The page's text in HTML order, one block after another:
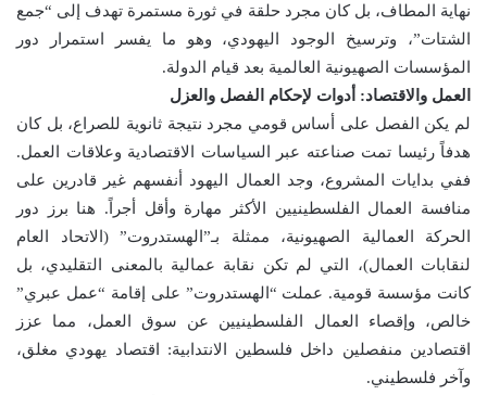
نهاية المطاف، بل كان مجرد حلقة في ثورة مستمرة تهدف إلى “جمع
الشتات”، وترسيخ الوجود اليهودي، وهو ما يفسر استمرار دور
المؤسسات الصهيونية العالمية بعد قيام الدولة.
العمل والاقتصاد: أدوات لإحكام الفصل والعزل
لم يكن الفصل على أساس قومي مجرد نتيجة ثانوية للصراع، بل كان
هدفاً رئيسا تمت صناعته عبر السياسات الاقتصادية وعلاقات العمل.
ففي بدايات المشروع، وجد العمال اليهود أنفسهم غير قادرين على
منافسة العمال الفلسطينيين الأكثر مهارة وأقل أجراً. هنا برز دور
الحركة العمالية الصهيونية، ممثلة بـ”الهستدروت” (الاتحاد العام
لنقابات العمال)، التي لم تكن نقابة عمالية بالمعنى التقليدي، بل
كانت مؤسسة قومية. عملت “الهستدروت” على إقامة “عمل عبري”
خالص، وإقصاء العمال الفلسطينيين عن سوق العمل، مما عزز
اقتصادين منفصلين داخل فلسطين الانتدابية: اقتصاد يهودي مغلق،
وآخر فلسطيني.